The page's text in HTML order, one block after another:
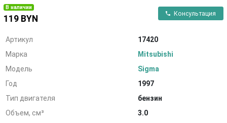
В наличии
119 BYN
Консультация
Артикул
17420
Марка
Mitsubishi
Модель
Sigma
Год
1997
Тип двигателя
бензин
Объем, см³
3.0